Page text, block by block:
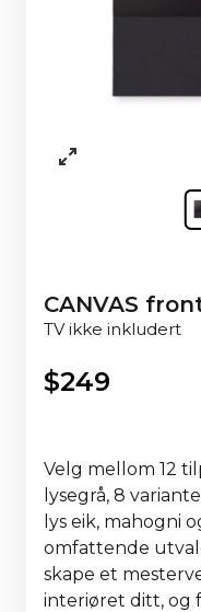
CANVAS
TV ikke inkludert
$249
Velg mellom 12
lysegrå, 8
lys eik, mahogni
omfattende
skape et
interiøret ditt, og